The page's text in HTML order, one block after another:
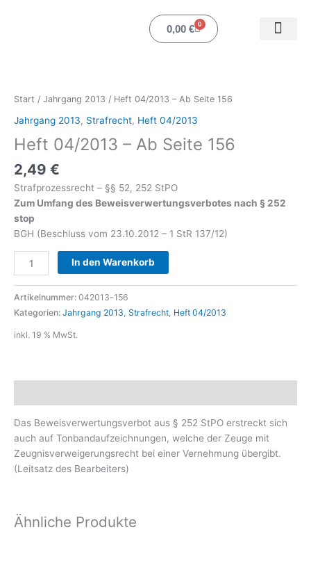
0,00 € 0
Warenkorb
Start / Jahrgang 2013 / Heft 04/2013 – Ab Seite 156
Jahrgang 2013, Strafrecht, Heft 04/2013
Heft 04/2013 – Ab Seite 156
2,49 €
Strafprozessrecht – §§ 52, 252 StPO
Zum Umfang des Beweisverwertungsverbotes nach § 252
stop
BGH (Beschluss vom 23.10.2012 – 1 StR 137/12)
-
Seite
156
In den Warenkorb
Artikelnummer: 042013-156
Kategorien: Jahrgang 2013 Strafrecht Heft 04/2013
inkl. 19 % MwSt.
Das Beweisverwertungsverbot aus § 252 StPO erstreckt sich
auch auf Tonbandaufzeichnungen, welche der Zeuge mit
Zeugnisverweigerungsrecht bei einer Vernehmung übergibt.
(Leitsatz des Bearbeiters)
Ähnliche Produkte